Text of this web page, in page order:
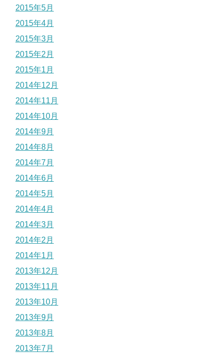
2015年5月
2015年4月
2015年3月
2015年2月
2015年1月
2014年12月
2014年11月
2014年10月
2014年9月
2014年8月
2014年7月
2014年6月
2014年5月
2014年4月
2014年3月
2014年2月
2014年1月
2013年12月
2013年11月
2013年10月
2013年9月
2013年8月
2013年7月